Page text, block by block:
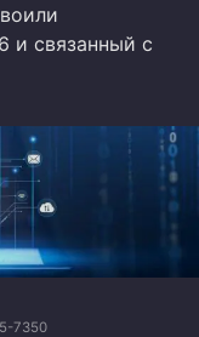
и связанный с
7350